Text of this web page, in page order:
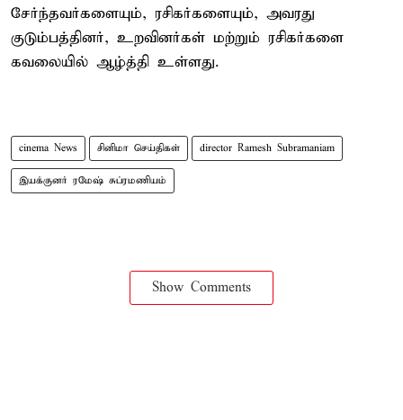
சேர்ந்தவர்களையும், ரசிகர்களையும், அவரது
குடும்பத்தினர், உறவினர்கள் மற்றும் ரசிகர்களை
கவலையில் ஆழ்த்தி உள்ளது.
cinema News சினிமா செய்திகள் director Ramesh Subramaniam
இயக்குனர் ரமேஷ் சுப்ரமணியம்
Show Comments